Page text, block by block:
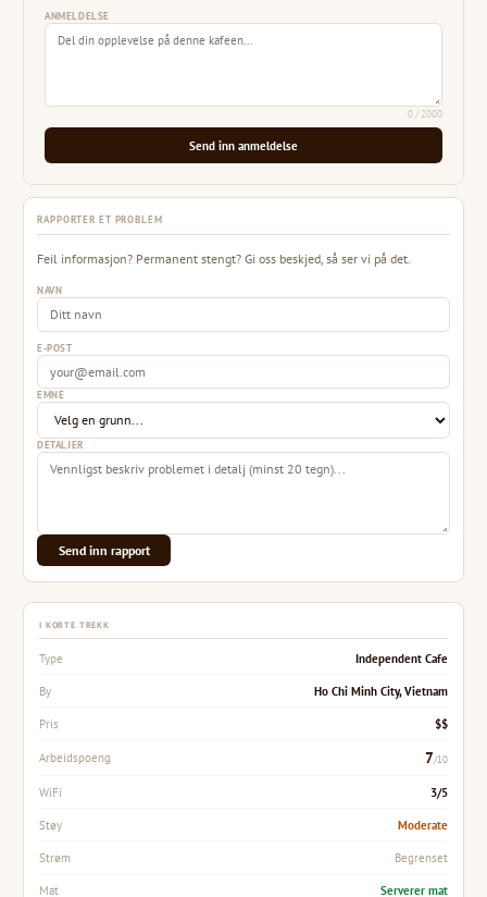
ANMELDELSE
0/ 2000
Send inn anmeldelse
RAPPORTER ET PROBLEM
Feil informasjon? Permanent stengt? Gi oss beskjed, så ser vi på det.
NAVN
E-POST
EMNE
DETALJER
Send inn rapport
I KORTE TREKK
Type Independent Cafe
By Ho Chi Minh City, Vietnam
Pris $$
Arbeidspoeng 7/10
WiFi 3/5
Støy Moderate
Strøm Begrenset
Mat Serverer mat